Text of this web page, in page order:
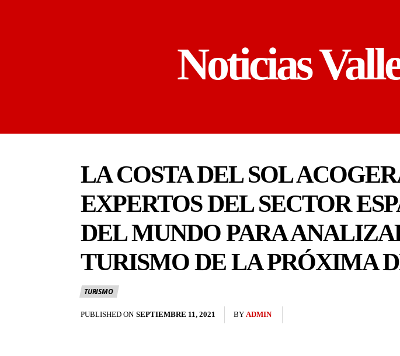
Noticias
LA COSTA DEL SOL
EXPERTOS DEL SECTOR
DEL MUNDO PARA
TURISMO DE LA PRÓXIMA
TURISMO
PUBLISHED ON SEPTIEMBRE 11, 2021 BY ADMIN